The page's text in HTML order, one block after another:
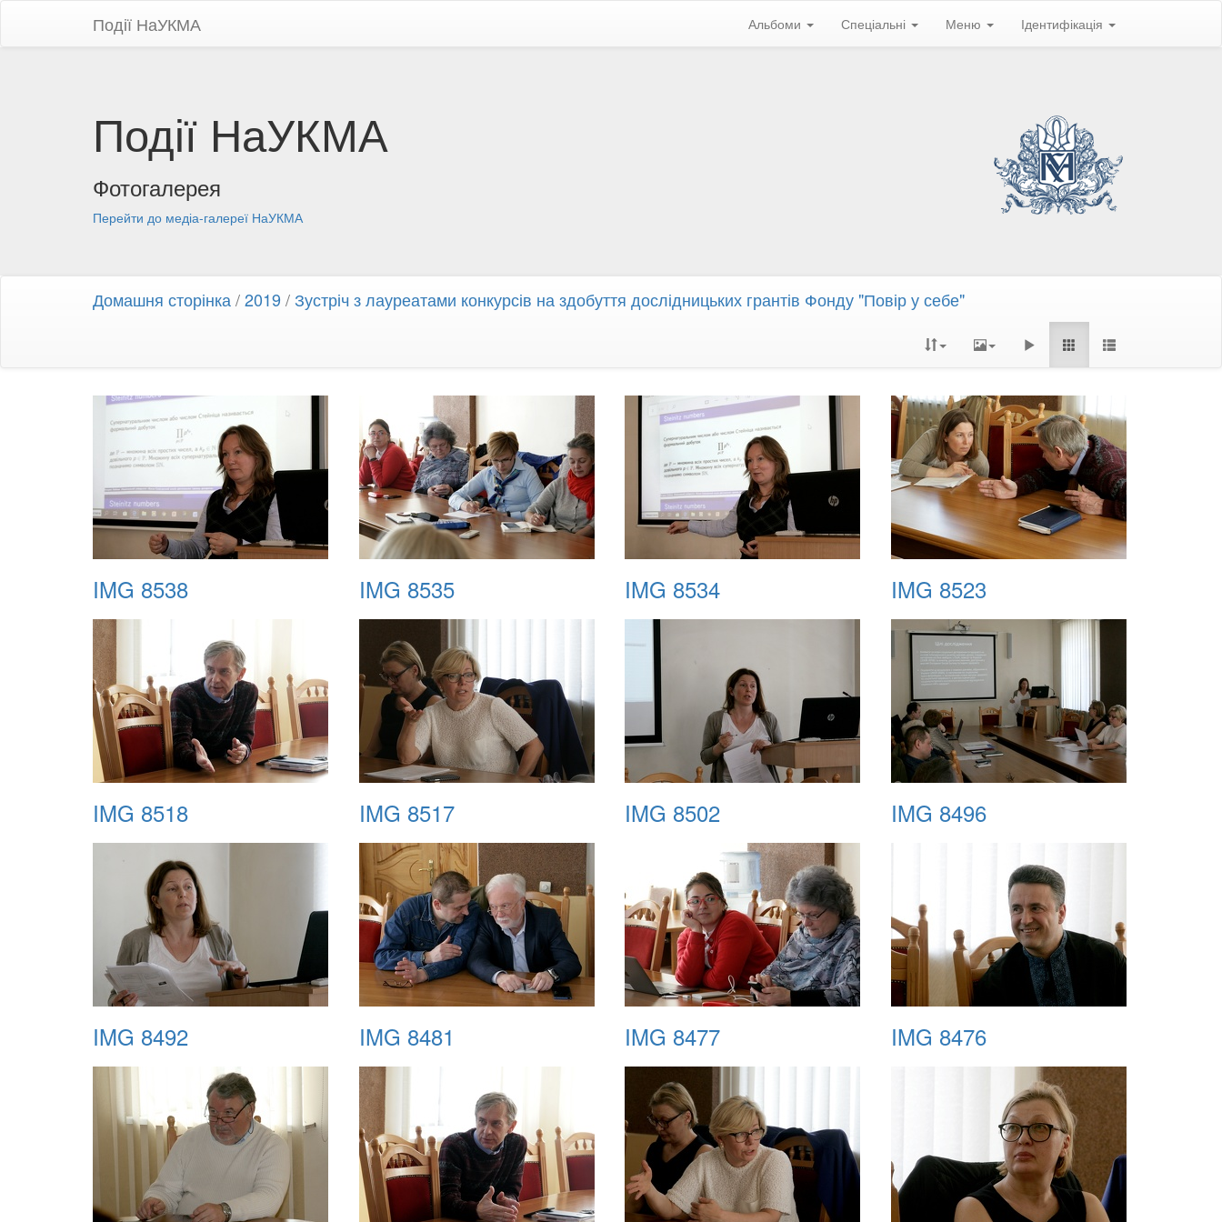
Події НаУКМА Альбоми Спеціальні Меню Ідентифікація
Події НаУКМА
Фотогалерея
Перейти до медіа-галереї НаУКМА
Домашня сторінка /2019 /Зустріч з лауреатами конкурсів на здобуття дослідницьких грантів Фонду "Повір у себе"
IMG 8538 IMG 8535 IMG 8534 IMG 8523
IMG 8518 IMG 8517 IMG 8502 IMG 8496
IMG 8492 IMG 8481 IMG 8477 IMG 8476